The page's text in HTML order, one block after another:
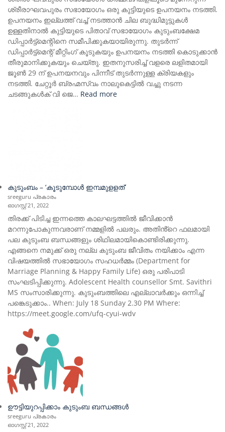
ശ്രീരാഘവപുരം സഭായോഗം ഒരു കുട്ടിയുടെ ഉപനയനം നടത്തി.
ഉപനയനം ഇല്ലത്ത് വച്ച് നടത്താൻ ചില ബുദ്ധിമുട്ടുകൾ
ഉള്ളതിനാൽ കുട്ടിയുടെ പിതാവ് സഭായോഗം കുടുംബക്ഷേമ
ഡിപ്പാർട്ട്മെന്റിനെ സമീപിക്കുകയായിരുന്നു. തുടർന്ന്
ഡിപ്പാർട്ട്മെന്റ് മീറ്റിംഗ് കൂടുകയും ഉപനയനം നടത്തി കൊടുക്കാൻ
തീരുമാനിക്കുകയും ചെയ്തു. ഇതനുസരിച്ച് വളരെ ലളിതമായി
ജൂൺ 29 ന് ഉപനയനവും പിന്നീട് തുടർന്നുള്ള ക്രിയകളും
നടത്തി. ചേറ്റൂർ ബ്രഹ്മസ്വം നാലുകെട്ടിൽ വച്ചു നടന്ന
ചടങ്ങുകൾക് വി ജെ… Read more:
കുടുംബം – ‘കൂടുമ്പോൾ ഇമ്പമുളളത്’
sreeguru പ്രകാരം
ഓഗസ്റ്റ്‌ 21, 2022
തിരക്ക് പിടിച്ച ഇന്നത്തെ കാലഘട്ടത്തിൽ ജീവിക്കാൻ
മറന്നുപോകുന്നവരാണ് നമ്മളിൽ പലരും. അതിൻ്റെ ഫലമായി
പല കുടുംബ ബന്ധങ്ങളും ശിഥിലമായികൊണ്ടിരിക്കുന്നു.
എങ്ങനെ നമുക്ക് ഒരു നല്ല കുടുംബ ജീവിതം നയിക്കാം എന്ന
വിഷയത്തിൽ സഭായോഗം സഹധർമ്മം (Department for
Marriage Planning & Happy Family Life) ഒരു പരിപാടി
സംഘടിപ്പിക്കുന്നു. Adolescent Health counsellor Smt. Savithri
MS സംസാരിക്കുന്നു. കുടുംബത്തിലെ എല്ലാവർക്കും ഒന്നിച്ച്
പങ്കെടുക്കാം.. When: July 18 Sunday 2.30 PM Where:
https://meet.google.com/ufq-cyui-wdv
ഊട്ടിയുറപ്പിക്കാം കുടുംബ ബന്ധങ്ങൾ
sreeguru പ്രകാരം
ഓഗസ്റ്റ്‌ 21, 2022